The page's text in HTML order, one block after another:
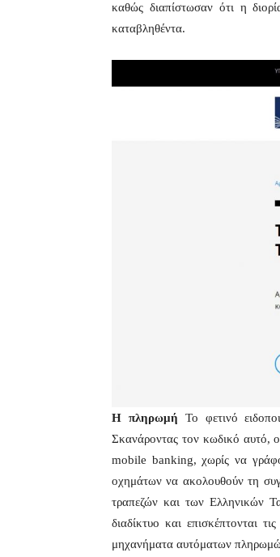
καθώς διαπίστωσαν ότι η
καταβληθέντα.
Η πληρωμή Το φετινό
Σκανάροντας τον κωδικό αυτό,
mobile banking, χωρίς να
οχημάτων να ακολουθούν τη
τραπεζών και των Ελληνικών
διαδίκτυο και επισκέπτονται
μηχανήματα αυτόματων